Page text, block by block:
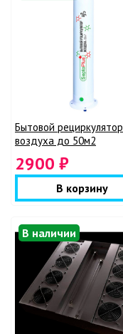
Бытовой рециркулятор
воздуха до 50м2
2900 ₽
В корзину
В наличии